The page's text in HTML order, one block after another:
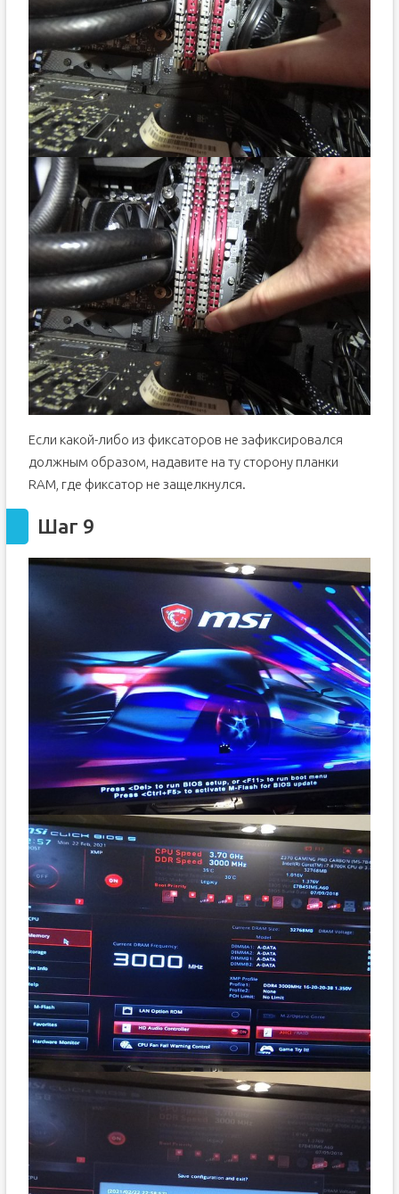
Если какой-либо из фиксаторов не зафиксировался
должным образом, надавите на ту сторону планки
RAM, где фиксатор не защелкнулся.
Шаг 9